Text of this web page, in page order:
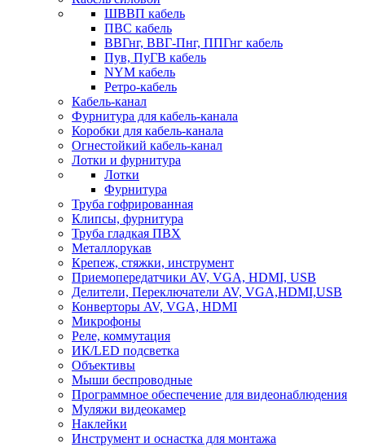
ШВВП кабель
ПВС кабель
ВВГнг, ВВГ-Пнг, ППГнг кабель
Пув, ПуГВ кабель
NYM кабель
Ретро-кабель
Кабель-канал
Фурнитура для кабель-канала
Коробки для кабель-канала
Огнестойкий кабель-канал
Лотки и фурнитура
Лотки
Фурнитура
Труба гофрированная
Клипсы, фурнитура
Труба гладкая ПВХ
Металлорукав
Крепеж, стяжки, инструмент
Приемопередатчики AV, VGA, HDMI, USB
Делители, Переключатели AV, VGA,HDMI,USB
Конверторы AV, VGA, HDMI
Микрофоны
Реле, коммутация
ИК/LED подсветка
Объективы
Мыши беспроводные
Программное обеспечение для видеонаблюдения
Муляжи видеокамер
Наклейки
Инструмент и оснастка для монтажа